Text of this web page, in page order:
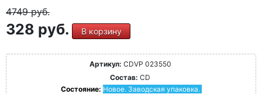
4749руб.
328 руб. В корзину
Артикул: CDVP 023550
Состав: CD
Состояние: Новое. Заводская упаковка.